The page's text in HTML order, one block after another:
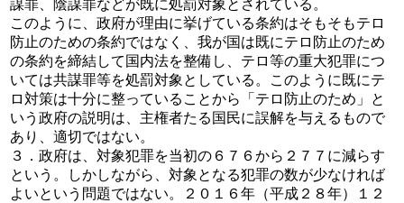
謀罪、陰謀罪などが既に処罰対象とされている。
このように、政府が理由に挙げている条約はそもそもテロ
防止のための条約ではなく、我が国は既にテロ防止のため
の条約を締結して国内法を整備し、テロ等の重大犯罪につ
いては共謀罪等を処罰対象としている。このように既にテ
ロ対策は十分に整っていることから「テロ防止のため」と
いう政府の説明は、主権者たる国民に誤解を与えるもので
あり、適切ではない。
３．政府は、対象犯罪を当初の６７６から２７７に減らす
という。しかしながら、対象となる犯罪の数が少なければ
よいという問題ではない。２０１６年（平成２８年）１２